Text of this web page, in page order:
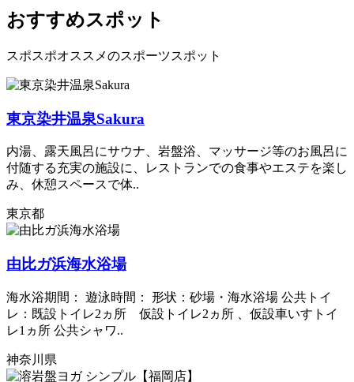
おすすめスポット
スポスポオススメのスポーツスポット
東京染井温泉Sakura
内湯、露天風呂にサウナ、岩盤浴、マッサージ等のお風呂に
付随する充実の施設に、レストランでの食事やエステを楽し
み、休憩スペースで体..
東京都
由比ガ浜海水浴場
海水浴期間： 遊泳時間： 形状：砂場・海水浴場 公共トイ
レ：既設トイレ2ヵ所 仮設トイレ2ヵ所 、仮設車いすトイ
レ1ヵ所 公共シャワ..
神奈川県